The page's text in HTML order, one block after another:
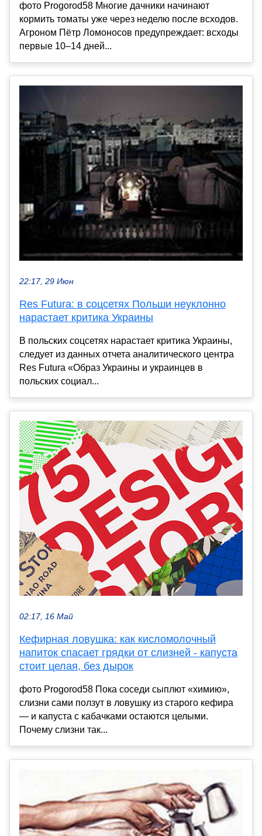
фото Progorod58 Многие дачники начинают
кормить томаты уже через неделю после всходов.
Агроном Пётр Ломоносов предупреждает: всходы
первые 10–14 дней...
22:17, 29 Июн
Res Futura: в соцсетях Польши неуклонно
нарастает критика Украины
В польских соцсетях нарастает критика Украины,
следует из данных отчета аналитического центра
Res Futura «Образ Украины и украинцев в
польских социал...
02:17, 16 Май
Кефирная ловушка: как кисломолочный
напиток спасает грядки от слизней - капуста
стоит целая, без дырок
фото Progorod58 Пока соседи сыплют «химию»,
слизни сами ползут в ловушку из старого кефира
— и капуста с кабачками остаются целыми.
Почему слизни так...